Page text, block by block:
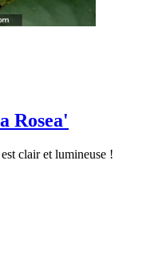
Rosea'
clair et lumineuse !